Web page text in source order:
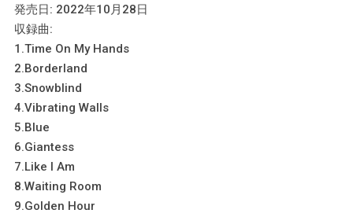
発売日: 2022年10月28日
収録曲:
1.Time On My Hands
2.Borderland
3.Snowblind
4.Vibrating Walls
5.Blue
6.Giantess
7.Like I Am
8.Waiting Room
9.Golden Hour